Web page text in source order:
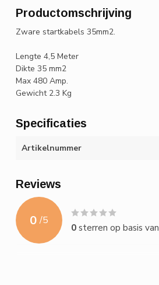
Productomschrijving
Zware startkabels 35mm2.
Lengte 4,5 Meter
Dikte 35 mm2
Max 480 Amp.
Gewicht 2.3 Kg
Specificaties
Artikelnummer
Reviews
0 /5
0sterren op basis van